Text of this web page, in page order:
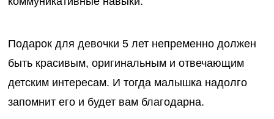
Подарок для девочки 5 лет непременно должен
быть красивым, оригинальным и отвечающим
детским интересам. И тогда малышка надолго
запомнит его и будет вам благодарна.